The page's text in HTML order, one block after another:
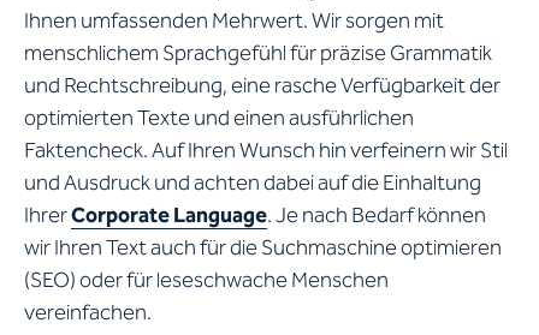
Ihnen umfassenden Mehrwert. Wir sorgen mit
menschlichem Sprachgefühl für präzise Grammatik
und Rechtschreibung, eine rasche Verfügbarkeit der
optimierten Texte und einen ausführlichen
Faktencheck. Auf Ihren Wunsch hin verfeinern wir Stil
und Ausdruck und achten dabei auf die Einhaltung
IhrerCorporate Language. Je nach Bedarf können
wir Ihren Text auch für die Suchmaschine optimieren
(SEO) oder für leseschwache Menschen
vereinfachen.